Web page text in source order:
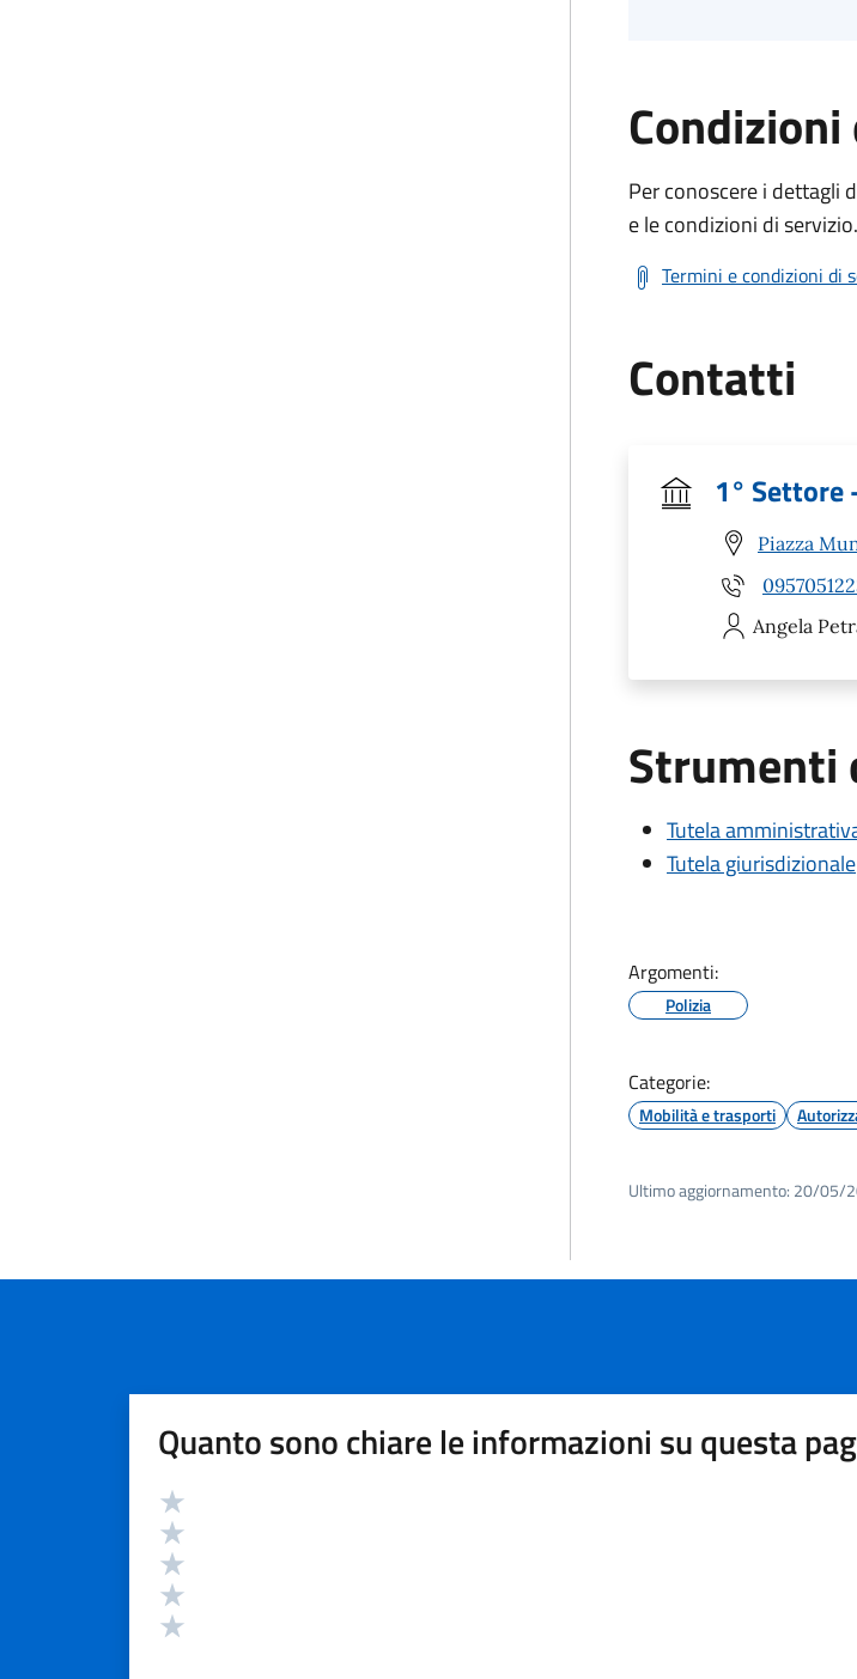
Per conoscere i dettagli
e le condizioni di servizio.
Termini e condizioni di
Contatti
1° Settore
Piazza
Angela
Strumenti
Tutela
Tutela giurisdizionale
Argomenti:
Polizia
Categorie:
Mobilità e trasporti
Ultimo aggiornamento: 20/05/
Quanto sono chiare le informazioni su questa
Valutazione